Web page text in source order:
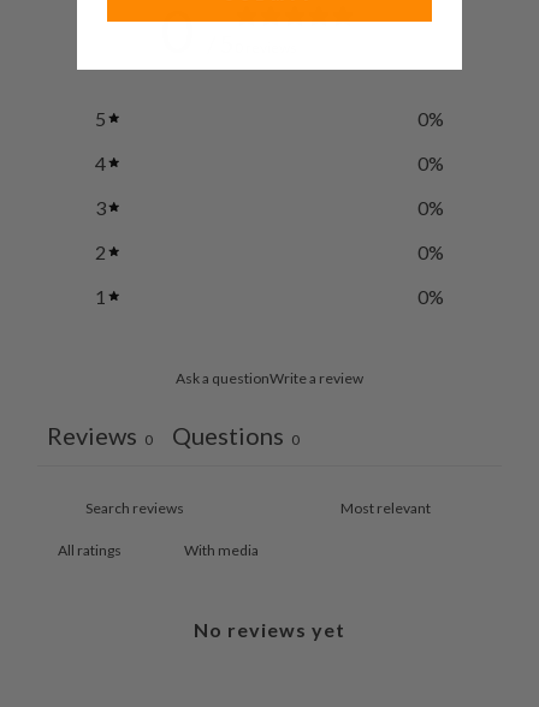
0
5 0%
4
0%
3
0%
2
0%
1
0%
Ask a questionWrite a review
Reviews 0 Questions 0
With media
No reviews yet